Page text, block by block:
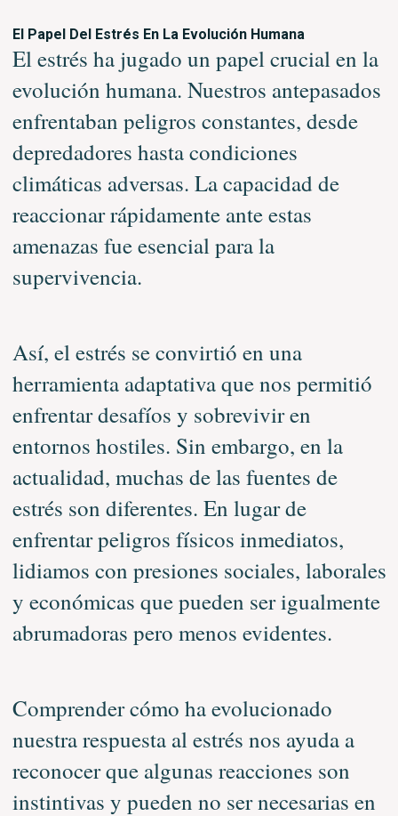
El Papel Del Estrés En La Evolución Humana
El estrés ha jugado un papel crucial en la
evolución humana. Nuestros antepasados
enfrentaban peligros constantes, desde
depredadores hasta condiciones
climáticas adversas. La capacidad de
reaccionar rápidamente ante estas
amenazas fue esencial para la
supervivencia.
Así, el estrés se convirtió en una
herramienta adaptativa que nos permitió
enfrentar desafíos y sobrevivir en
entornos hostiles. Sin embargo, en la
actualidad, muchas de las fuentes de
estrés son diferentes. En lugar de
enfrentar peligros físicos inmediatos,
lidiamos con presiones sociales, laborales
y económicas que pueden ser igualmente
abrumadoras pero menos evidentes.
Comprender cómo ha evolucionado
nuestra respuesta al estrés nos ayuda a
reconocer que algunas reacciones son
instintivas y pueden no ser necesarias en